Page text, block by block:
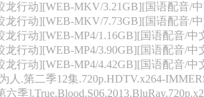
龙行动][WEB-MKV/3.21GB][国语配音/
龙行动][WEB-MKV/7.73GB][国语配音/
龙行动][WEB-MP4/1.16GB][国语配音/中
龙行动][WEB-MP4/3.90GB][国语配音/
龙行动][WEB-MP4/4.42GB][国语配音/
人.第二季12集.720p.HDTV.x264-
六季